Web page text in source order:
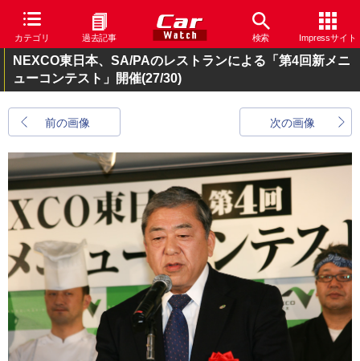
カテゴリ 過去記事 検索 Impressサイト
NEXCO東日本、SA/PAのレストランによる「第4回新メニ
ューコンテスト」開催(27/30)
前の画像 次の画像